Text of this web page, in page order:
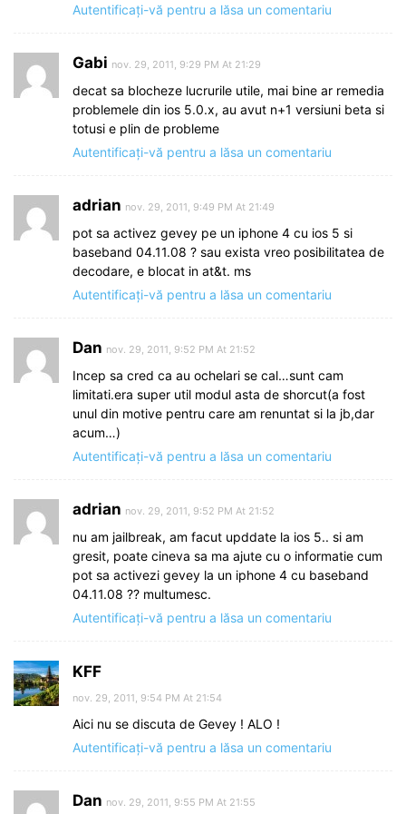
Autentificați-vă pentru a lăsa un comentariu
Gabi nov. 29, 2011, 9:29 PM At 21:29
decat sa blocheze lucrurile utile, mai bine ar remedia
problemele din ios 5.0.x, au avut n+1 versiuni beta si
totusi e plin de probleme
Autentificați-vă pentru a lăsa un comentariu
adrian nov. 29, 2011, 9:49 PM At 21:49
pot sa activez gevey pe un iphone 4 cu ios 5 si
baseband 04.11.08 ? sau exista vreo posibilitatea de
decodare, e blocat in at&t. ms
Autentificați-vă pentru a lăsa un comentariu
Dan nov. 29, 2011, 9:52 PM At 21:52
Incep sa cred ca au ochelari se cal…sunt cam
limitati.era super util modul asta de shorcut(a fost
unul din motive pentru care am renuntat si la jb,dar
acum…)
Autentificați-vă pentru a lăsa un comentariu
adrian nov. 29, 2011, 9:52 PM At 21:52
nu am jailbreak, am facut upddate la ios 5.. si am
gresit, poate cineva sa ma ajute cu o informatie cum
pot sa activezi gevey la un iphone 4 cu baseband
04.11.08 ?? multumesc.
Autentificați-vă pentru a lăsa un comentariu
KFF
nov. 29, 2011, 9:54 PM At 21:54
Aici nu se discuta de Gevey ! ALO !
Autentificați-vă pentru a lăsa un comentariu
Dan nov. 29, 2011, 9:55 PM At 21:55